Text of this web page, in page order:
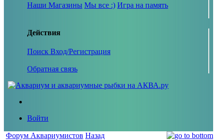
Наши Магазины Мы все :) Игра на память
Действия
Поиск Вход/Регистрация
Обратная связь
Войти
Форум Аквариумистов Назад